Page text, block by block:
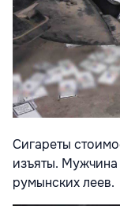
Сигареты
изъяты.
румынских леев.